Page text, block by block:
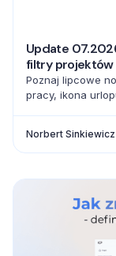
Update
filtry projektów
Poznaj lipcowe
pracy, ikona
Norbert Sinkiewicz